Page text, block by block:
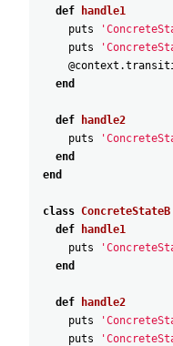
def
handle1
puts
puts
@context .
end
def
handle2
puts
end
end
class ConcreteStateB
def
handle1
puts
end
def
handle2
puts
puts